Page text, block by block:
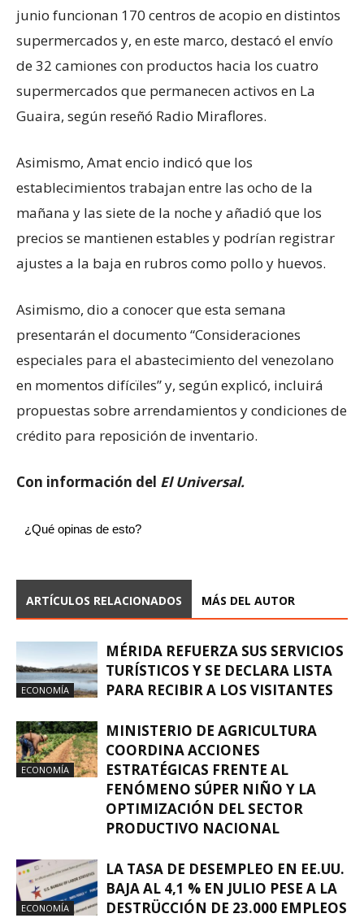
junio funcionan 170 centros de acopio en distintos
supermercados y, en este marco, destacó el envío
de 32 camiones con productos hacia los cuatro
supermercados que permanecen activos en La
Guaira, según reseñó Radio Miraflores.
Asimismo, Amat encio indicó que los
establecimientos trabajan entre las ocho de la
mañana y las siete de la noche y añadió que los
precios se mantienen estables y podrían registrar
ajustes a la baja en rubros como pollo y huevos.
Asimismo, dio a conocer que esta semana
presentarán el documento “Consideraciones
especiales para el abastecimiento del venezolano
en momentos difícïles” y, según explicó, incluirá
propuestas sobre arrendamientos y condiciones de
crédito para reposición de inventario.
Con información del El Universal.
¿Qué opinas de esto?
ARTÍCULOS RELACIONADOS MÁS DEL AUTOR
ECONOMÍA
MÉRIDA REFUERZA SUS SERVICIOS
TURÍSTICOS Y SE DECLARA LISTA
PARA RECIBIR A LOS VISITANTES
ECONOMÍA
MINISTERIO DE AGRICULTURA
COORDINA ACCIONES
ESTRATÉGICAS FRENTE AL
FENÓMENO SÚPER NIÑO Y LA
OPTIMIZACIÓN DEL SECTOR
PRODUCTIVO NACIONAL
ECONOMÍA
LA TASA DE DESEMPLEO EN EE.UU.
BAJA AL 4,1 % EN JULIO PESE A LA
DESTRÜCCIÓN DE 23.000 EMPLEOS